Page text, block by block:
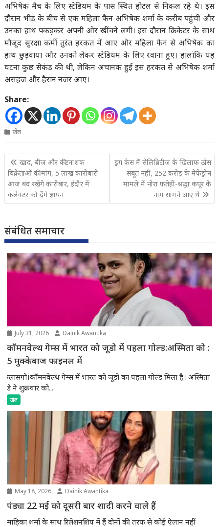
अभिषेक मैच के लिए स्टेडियम के पास स्थित होटल से निकल रहे थे। इस
दौरान भीड़ के बीच से एक महिला फैन अभिषेक शर्मा के करीब पहुंची और
उनका हाथ पकड़कर अपनी ओर खींचने लगी। इस दौरान क्रिकेटर के साथ
मौजूद सुरक्षा कर्मी तुरंत हरकत में आए और महिला फैन से अभिषेक का
हाथ छुड़वाया और उनको लेकर स्टेडियम के लिए रवाना हुए। हालांकि यह
घटना कुछ सेकंड की थी, लेकिन अचानक हुई इस हरकत से अभिषेक शर्मा
असहज और हैरान नजर आए।
Share:
खेल
Post
navigation
खाद, बीज और कीटनाशक
विक्रेताओं की मांग, 5 लाख कारोबारी
आज बंद रखेंगे कारोबार, इंदौर में
कलेक्टर को देंगे ज्ञापन
ड्रग केस में सेलिब्रिटीज के खिलाफ ठोस
सबूत नहीं, 252 करोड़ के मेफेड्रोन
मामले में नोरा फतेही-श्रद्धा कपूर के
नाम सामने आए थे
संबंधित समाचार
July 31, 2026 Dainik Awantika
कॉमनवेल्थ गेम्स में भारत को जूडो में पहला गोल्ड:अस्मिता को :
5 मुक्केबाज फाइनल में
ग्लासगो।कॉमनवेल्थ गेम्स में भारत को जूडो का पहला गोल्ड मिला है। अस्मिता
डे ने शुक्रवार को...
खेल
May 18, 2026 Dainik Awantika
पंड्या 22 मई को दूसरी बार शादी करने वाले हैं
माहिका शर्मा के साथ रिलेशनशिप में हैं दोनों की तरफ से कोई ऐलान नहीं